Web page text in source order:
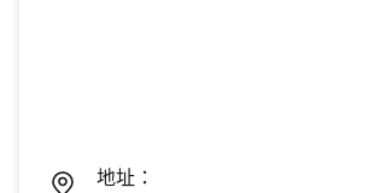
地址：